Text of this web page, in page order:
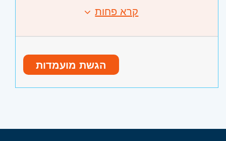
קרא פחות
הגשת מועמדות